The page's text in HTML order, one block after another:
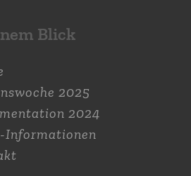
Blick
2025
2024
Informationen